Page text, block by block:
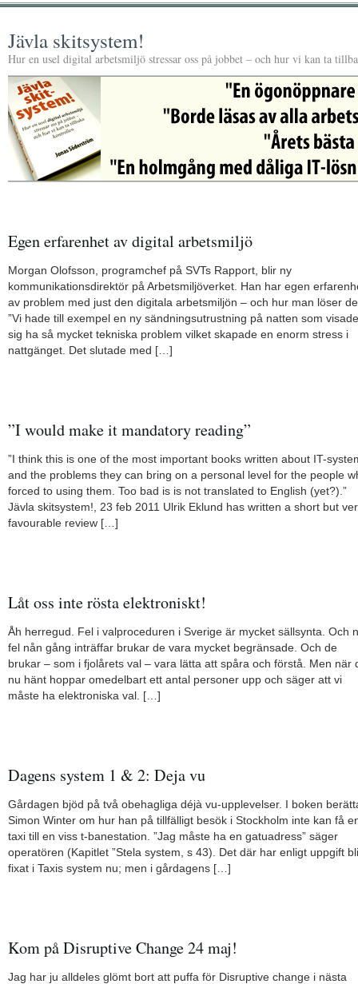
Jävla skitsystem!
Hur en usel digital arbetsmiljö stressar oss på jobbet – och hur vi kan ta
Egen erfarenhet av digital arbetsmiljö
Morgan Olofsson, programchef på SVTs Rapport, blir ny
kommunikationsdirektör på Arbetsmiljöverket. Han har egen
av problem med just den digitala arbetsmiljön – och hur man löser
”Vi hade till exempel en ny sändningsutrustning på natten som visade
sig ha så mycket tekniska problem vilket skapade en enorm stress i
nattgänget. Det slutade med […]
”I would make it mandatory reading”
”I think this is one of the most important books written about IT-
and the problems they can bring on a personal level for the people
forced to using them. Too bad is is not translated to English (yet?).”
Jävla skitsystem!, 23 feb 2011 Ulrik Eklund has written a short but
favourable review […]
Låt oss inte rösta elektroniskt!
Åh herregud. Fel i valproceduren i Sverige är mycket sällsynta. Och
fel nån gång inträffar brukar de vara mycket begränsade. Och de
brukar – som i fjolårets val – vara lätta att spåra och förstå. Men när
nu hänt hoppar omedelbart ett antal personer upp och säger att vi
måste ha elektroniska val. […]
Dagens system 1 & 2: Deja vu
Gårdagen bjöd på två obehagliga déjà vu-upplevelser. I boken
Simon Winter om hur han på tillfälligt besök i Stockholm inte kan få
taxi till en viss t-banestation. ”Jag måste ha en gatuadress” säger
operatören (Kapitlet ”Stela system, s 43). Det där har enligt uppgift
fixat i Taxis system nu; men i gårdagens […]
Kom på Disruptive Change 24 maj!
Jag har ju alldeles glömt bort att puffa för Disruptive change i nästa